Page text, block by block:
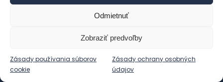
Odmietnuť
Zobraziť predvoľby
Zásady používania súborov
cookie
Zásady ochrany osobných
údajov
Ochrana osobných údajov